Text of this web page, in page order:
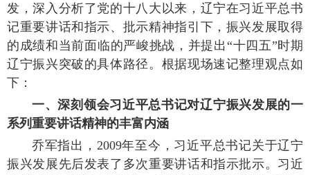
发，深入分析了党的十八大以来，辽宁在习近平总书
记重要讲话和指示、批示精神指引下，振兴发展取得
的成绩和当前面临的严峻挑战，并提出“十四五”时期
辽宁振兴突破的具体路径。根据现场速记整理观点如
下：
一、深刻领会习近平总书记对辽宁振兴发展的一
系列重要讲话精神的丰富内涵
乔军指出，2009年至今，习近平总书记关于辽宁
振兴发展先后发表了多次重要讲话和指示批示。习近